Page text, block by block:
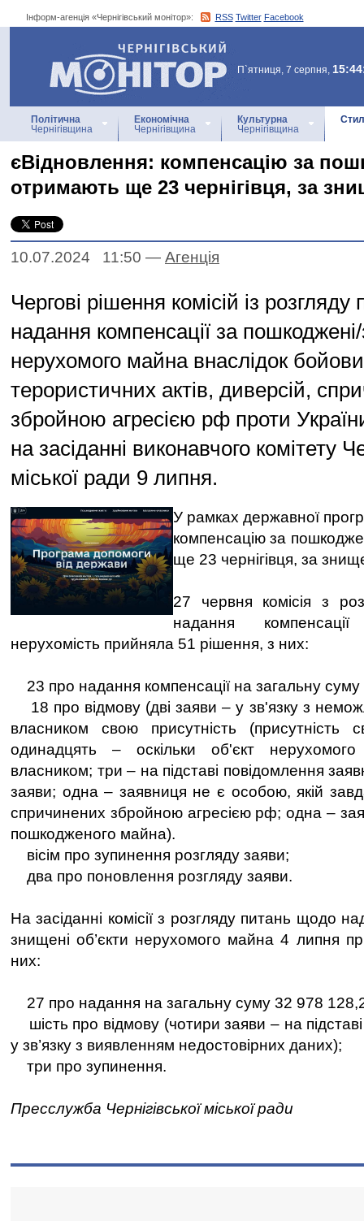
Інформ-агенція «Чернігівський монітор»: RSS Twitter Facebook
Інформ-агенція
«Чернігівський монітор»
П`ятниця, 7 серпня,
Політична
Чернігівщина
Економічна
Чернігівщина
Культурна
Чернігівщина
єВідновлення: компенсацію за
отримають ще 23 чернігівця, за
10.07.2024 11:50 — Агенцiя
Чергові рішення комісій із
надання компенсації за
нерухомого майна внаслідок
терористичних актів, диверсій,
збройною агресією рф проти
на засіданні виконавчого комітету
міської ради 9 липня.
У рамках державної
компенсацію за
ще 23 чернігівця, за
27 червня комісія з
надання
нерухомість прийняла 51 рішення, з них:
23 про надання компенсації на загальну
18 про відмову (дві заяви – у зв'язку з
власником свою присутність (присутність
одинадцять – оскільки об'єкт
власником; три – на підставі повідомлення
заяви; одна – заявниця не є особою, якій
спричинених збройною агресією рф; одна –
пошкодженого майна).
вісім про зупинення розгляду заяви;
два про поновлення розгляду заяви.
На засіданні комісії з розгляду питань щодо
знищені об’єкти нерухомого майна 4 липня
них:
27 про надання на загальну суму 32 978
шість про відмову (чотири заяви – на підставі
у зв’язку з виявленням недостовірних даних);
три про зупинення.
Пресслужба Чернігівської міської ради